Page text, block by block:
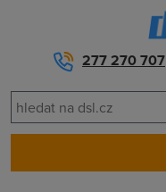
277 270 707